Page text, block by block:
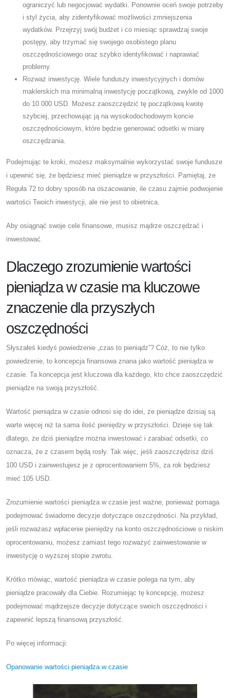
ograniczyć lub negocjować wydatki. Ponownie oceń swoje potrzeby
i styl życia, aby zidentyfikować możliwości zmniejszenia
wydatków. Przejrzyj swój budżet i co miesiąc sprawdzaj swoje
postępy, aby trzymać się swojego osobistego planu
oszczędnościowego oraz szybko identyfikować i naprawiać
problemy.
Rozważ inwestycję. Wiele funduszy inwestycyjnych i domów
maklerskich ma minimalną inwestycję początkową, zwykle od 1000
do 10 000 USD. Możesz zaoszczędzić tę początkową kwotę
szybciej, przechowując ją na wysokodochodowym koncie
oszczędnościowym, które będzie generować odsetki w miarę
oszczędzania.
Podejmując te kroki, możesz maksymalnie wykorzystać swoje fundusze
i upewnić się, że będziesz mieć pieniądze w przyszłości. Pamiętaj, że
Reguła 72 to dobry sposób na oszacowanie, ile czasu zajmie podwojenie
wartości Twoich inwestycji, ale nie jest to obietnica.
Aby osiągnąć swoje cele finansowe, musisz mądrze oszczędzać i
inwestować.
Dlaczego zrozumienie wartości
pieniądza w czasie ma kluczowe
znaczenie dla przyszłych
oszczędności
Słyszałeś kiedyś powiedzenie „czas to pieniądz”? Cóż, to nie tylko
powiedzenie, to koncepcja finansowa znana jako wartość pieniądza w
czasie. Ta koncepcja jest kluczowa dla każdego, kto chce zaoszczędzić
pieniądze na swoją przyszłość.
Wartość pieniądza w czasie odnosi się do idei, że pieniądze dzisiaj są
warte więcej niż ta sama ilość pieniędzy w przyszłości. Dzieje się tak
dlatego, że dziś pieniądze można inwestować i zarabiać odsetki, co
oznacza, że ​​z czasem będą rosły. Tak więc, jeśli zaoszczędzisz dziś
100 USD i zainwestujesz je z oprocentowaniem 5%, za rok będziesz
mieć 105 USD.
Zrozumienie wartości pieniądza w czasie jest ważne, ponieważ pomaga
podejmować świadome decyzje dotyczące oszczędności. Na przykład,
jeśli rozważasz wpłacenie pieniędzy na konto oszczędnościowe o niskim
oprocentowaniu, możesz zamiast tego rozważyć zainwestowanie w
inwestycję o wyższej stopie zwrotu.
Krótko mówiąc, wartość pieniądza w czasie polega na tym, aby
pieniądze pracowały dla Ciebie. Rozumiejąc tę ​​koncepcję, możesz
podejmować mądrzejsze decyzje dotyczące swoich oszczędności i
zapewnić lepszą finansową przyszłość.
Po więcej informacji:
Opanowanie wartości pieniądza w czasie